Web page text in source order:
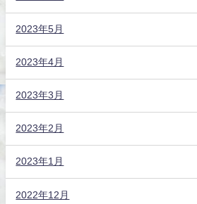
2023年5月
2023年4月
2023年3月
2023年2月
2023年1月
2022年12月